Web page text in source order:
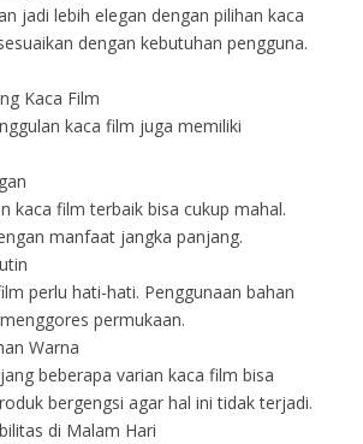
jadi lebih elegan dengan pilihan kaca
dengan kebutuhan pengguna.
Kaca Film
kaca film juga memiliki
kaca film terbaik bisa cukup mahal.
manfaat jangka panjang.
perlu hati-hati. Penggunaan bahan
permukaan.
Warna
beberapa varian kaca film bisa
bergengsi agar hal ini tidak terjadi.
di Malam Hari